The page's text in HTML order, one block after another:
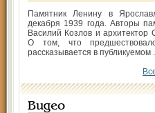
Памятник Ленину в
декабря 1939 года. Авторы
Василий Козлов и архитектор
О том, что
рассказывается в публикуемом
Видео